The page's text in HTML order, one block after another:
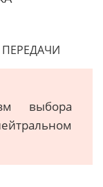
выбора